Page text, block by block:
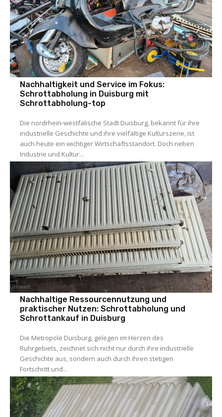
Umwelt
Nachhaltigkeit und Service im Fokus:
Schrottabholung in Duisburg mit
Schrottabholung-top
Die nordrhein-westfälische Stadt Duisburg, bekannt für ihre
industrielle Geschichte und ihre vielfältige Kulturszene, ist
auch heute ein wichtiger Wirtschaftsstandort. Doch neben
Industrie und Kultur...
Umwelt
Nachhaltige Ressourcennutzung und
praktischer Nutzen: Schrottabholung und
Schrottankauf in Duisburg
Die Metropole Duisburg, gelegen im Herzen des
Ruhrgebiets, zeichnet sich nicht nur durch ihre industrielle
Geschichte aus, sondern auch durch ihren stetigen
Fortschritt und...